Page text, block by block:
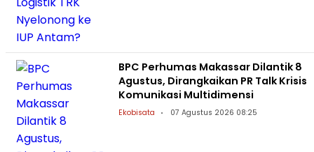
BPC Perhumas Makassar Dilantik 8
Agustus, Dirangkaikan PR Talk Krisis
Komunikasi Multidimensi
Ekobisata 07 Agustus 2026 08:25